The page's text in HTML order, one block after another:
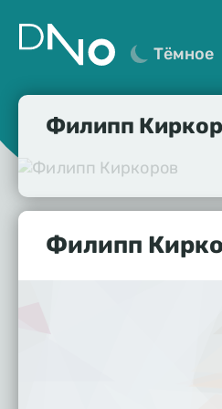
Тёмное
Филипп
Филипп